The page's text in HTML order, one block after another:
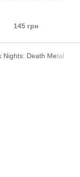
145 грн